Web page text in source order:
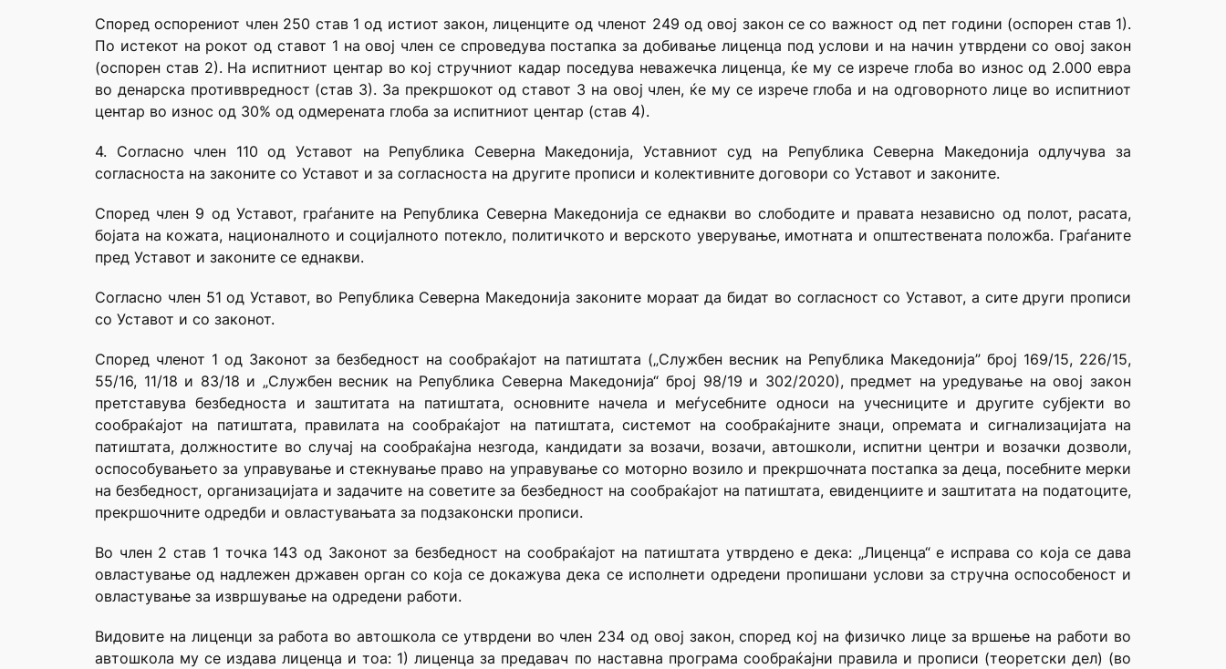
Според оспорениот член 250 став 1 од истиот закон, лиценците од членот 249 од овој закон се со важност од пет години (оспорен став 1).
По истекот на рокот од ставот 1 на овој член се спроведува постапка за добивање лиценца под услови и на начин утврдени со овој закон
(оспорен став 2). На испитниот центар во кој стручниот кадар поседува неважечка лиценца, ќе му се изрече глоба во износ од 2.000 евра
во денарска противвредност (став 3). За прекршокот од ставот 3 на овој член, ќе му се изрече глоба и на одговорното лице во испитниот
центар во износ од 30% од одмерената глоба за испитниот центар (став 4).
4. Согласно член 110 од Уставот на Република Северна Македонија, Уставниот суд на Република Северна Македонија одлучува за
согласноста на законите со Уставот и за согласноста на другите прописи и колективните договори со Уставот и законите.
Според член 9 од Уставот, граѓаните на Република Северна Македонија се еднакви во слободите и правата независно од полот, расата,
бојата на кожата, националното и социјалното потекло, политичкото и верското уверување, имотната и општествената положба. Граѓаните
пред Уставот и законите се еднакви.
Согласно член 51 од Уставот, во Република Северна Македонија законите мораат да бидат во согласност со Уставот, а сите други прописи
со Уставот и со законот.
Според членот 1 од Законот за безбедност на сообраќајот на патиштата („Службен весник на Република Македонија” број 169/15, 226/15,
55/16, 11/18 и 83/18 и „Службен весник на Република Северна Македонија“ број 98/19 и 302/2020), предмет на уредување на овој закон
претставува безбедноста и заштитата на патиштата, основните начела и меѓусебните односи на учесниците и другите субјекти во
сообраќајот на патиштата, правилата на сообраќајот на патиштата, системот на сообраќајните знаци, опремата и сигнализацијата на
патиштата, должностите во случај на сообраќајна незгода, кандидати за возачи, возачи, автошколи, испитни центри и возачки дозволи,
оспособувањето за управување и стекнување право на управување со моторно возило и прекршочната постапка за деца, посебните мерки
на безбедност, организацијата и задачите на советите за безбедност на сообраќајот на патиштата, евиденциите и заштитата на податоците,
прекршочните одредби и овластувањата за подзаконски прописи.
Во член 2 став 1 точка 143 од Законот за безбедност на сообраќајот на патиштата утврдено е дека: „Лиценца“ е исправа со која се дава
овластување од надлежен државен орган со која се докажува дека се исполнети одредени пропишани услови за стручна оспособеност и
овластување за извршување на одредени работи.
Видовите на лиценци за работа во автошкола се утврдени во член 234 од овој закон, според кој на физичко лице за вршење на работи во
автошкола му се издава лиценца и тоа: 1) лиценца за предавач по наставна програма сообраќајни правила и прописи (теоретски дел) (во